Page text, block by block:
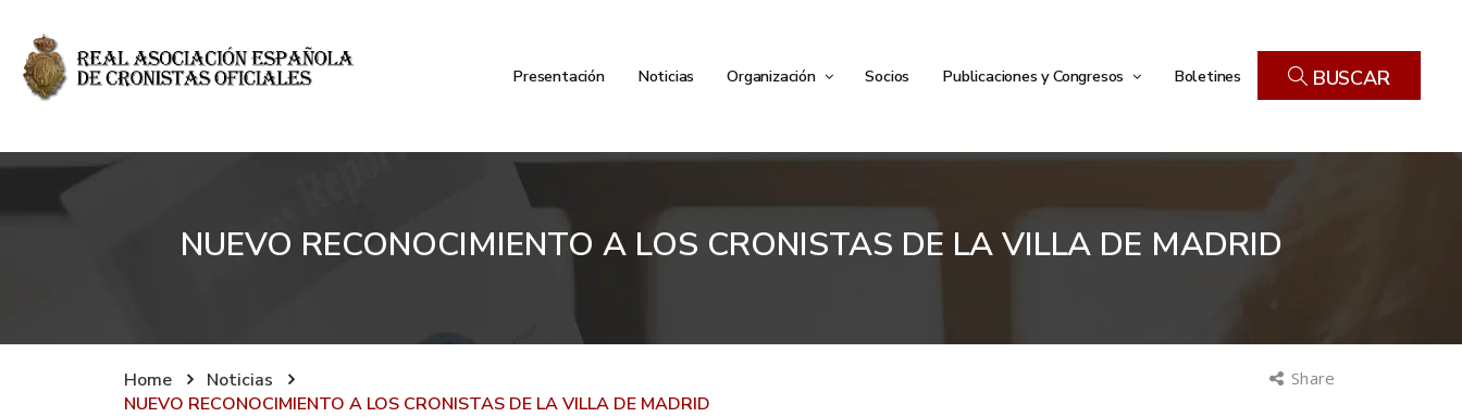
Presentación Noticias Organización Socios Publicaciones y Congresos Boletines BUSCAR
NUEVO RECONOCIMIENTO A LOS CRONISTAS DE LA VILLA DE MADRID
Home
Noticias
NUEVO RECONOCIMIENTO A LOS CRONISTAS DE LA VILLA DE MADRID
Share